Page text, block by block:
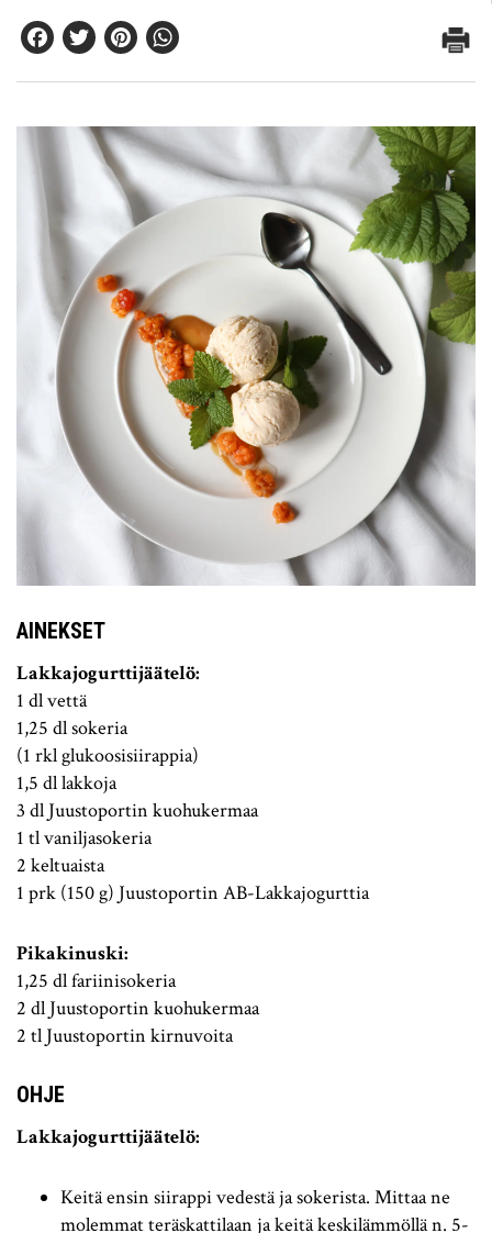
Facebook
TwitterPinterest
AINEKSET
Lakkajogurttijäätelö:
1 dl vettä
1,25 dl sokeria
(1 rkl glukoosisiirappia)
1,5 dl lakkoja
3 dl Juustoportin kuohukermaa
1 tl vaniljasokeria
2 keltuaista
1 prk (150 g) Juustoportin AB-Lakkajogurttia
Pikakinuski:
1,25 dl fariinisokeria
2 dl Juustoportin kuohukermaa
2 tl Juustoportin kirnuvoita
OHJE
Lakkajogurttijäätelö:
Keitä ensin siirappi vedestä ja sokerista. Mittaa ne
molemmat teräskattilaan ja keitä keskilämmöllä n. 5-